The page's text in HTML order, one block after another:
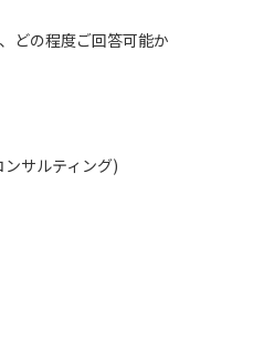
どの程度ご回答可能か
サルティング)